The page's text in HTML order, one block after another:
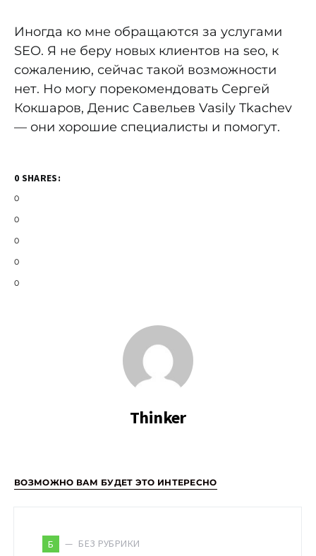
Иногда ко мне обращаются за услугами
SEO. Я не беру новых клиентов на seo, к
сожалению, сейчас такой возможности
нет. Но могу порекомендовать Сергей
Кокшаров, Денис Савельев Vasily Tkachev
— они хорошие специалисты и помогут.
0 SHARES:
0
0
0
0
0
Thinker
ВОЗМОЖНО ВАМ БУДЕТ ЭТО ИНТЕРЕСНО
Б БЕЗ РУБРИКИ